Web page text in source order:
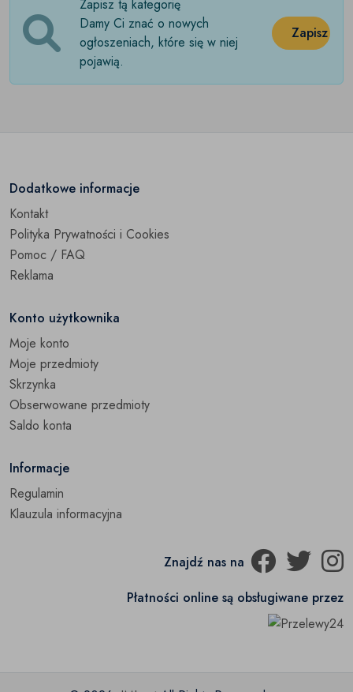
Kombinezony(0)
Komplety (0)
Paki ubrań (0)
Piżamy
Przebrania(0)
Spodnie i spodenki
Swetry(0)
Szlafroki (0)
Pozostałe
Zapisz tą kategorię
Damy Ci znać o nowych
ogłoszeniach, które się w niej
pojawią.
Zapisz
Dodatkowe informacje
Kontakt
Polityka Prywatności i Cookies
Pomoc / FAQ
Reklama
Konto użytkownika
Moje konto
Moje przedmioty
Skrzynka
Obserwowane przedmioty
Saldo konta
Informacje
Regulamin
Klauzula informacyjna
Znajdź nas na
Płatności online są obsługiwane przez